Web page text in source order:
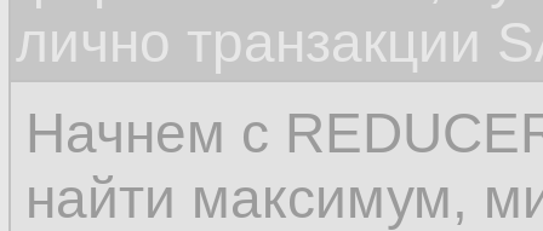
лично транзакции
Начнем с
найти максимум,